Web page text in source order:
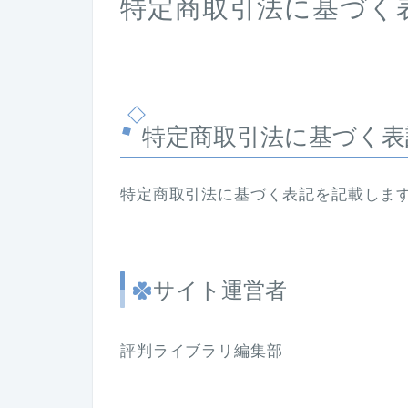
特定商取引法に基づく
特定商取引法に基づく
特定商取引法に基づく表記を記載します
サイト運営者
評判ライブラリ編集部